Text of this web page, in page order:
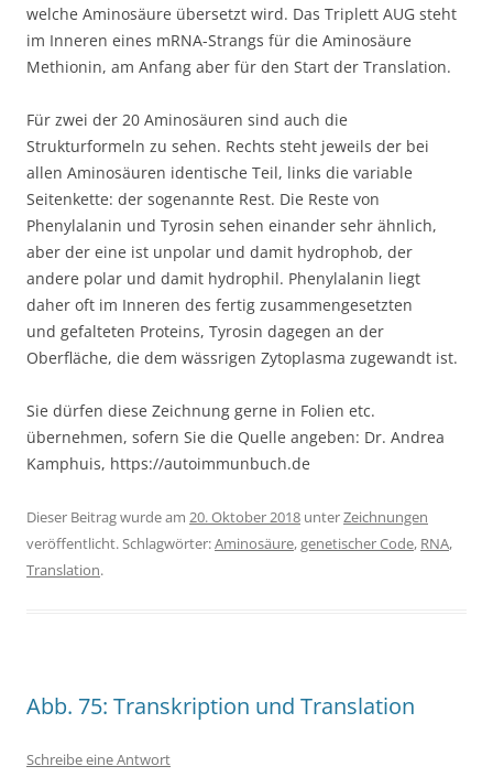
welche Aminosäure übersetzt wird. Das Triplett AUG steht
im Inneren eines mRNA-Strangs für die Aminosäure
Methionin, am Anfang aber für den Start der Translation.
Für zwei der 20 Aminosäuren sind auch die
Strukturformeln zu sehen. Rechts steht jeweils der bei
allen Aminosäuren identische Teil, links die variable
Seitenkette: der sogenannte Rest. Die Reste von
Phenylalanin und Tyrosin sehen einander sehr ähnlich,
aber der eine ist unpolar und damit hydrophob, der
andere polar und damit hydrophil. Phenylalanin liegt
daher oft im Inneren des fertig zusammengesetzten
und gefalteten Proteins, Tyrosin dagegen an der
Oberfläche, die dem wässrigen Zytoplasma zugewandt ist.
Sie dürfen diese Zeichnung gerne in Folien etc.
übernehmen, sofern Sie die Quelle angeben: Dr. Andrea
Kamphuis, https://autoimmunbuch.de
Dieser Beitrag wurde am 20. Oktober 2018 unterZeichnungen
veröffentlicht. Schlagwörter:Aminosäure,genetischer Code, RNA,
Translation.
Abb. 75: Transkription und Translation
Schreibe eine Antwort